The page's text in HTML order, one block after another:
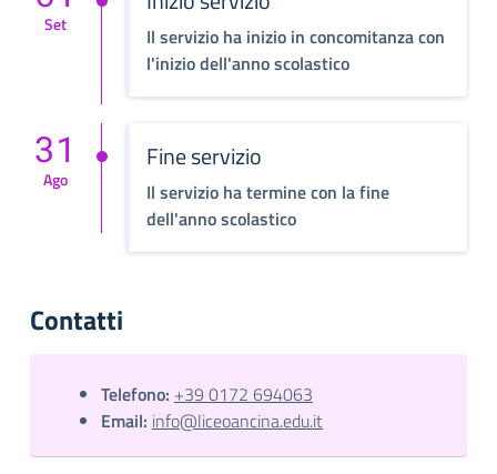
Il servizio ha inizio in concomitanza con
l'inizio dell'anno scolastico
Set
Fine servizio
Il servizio ha termine con la fine
dell'anno scolastico
31
Ago
Contatti
Telefono: +39 0172 694063
Email: info@liceoancina.edu.it